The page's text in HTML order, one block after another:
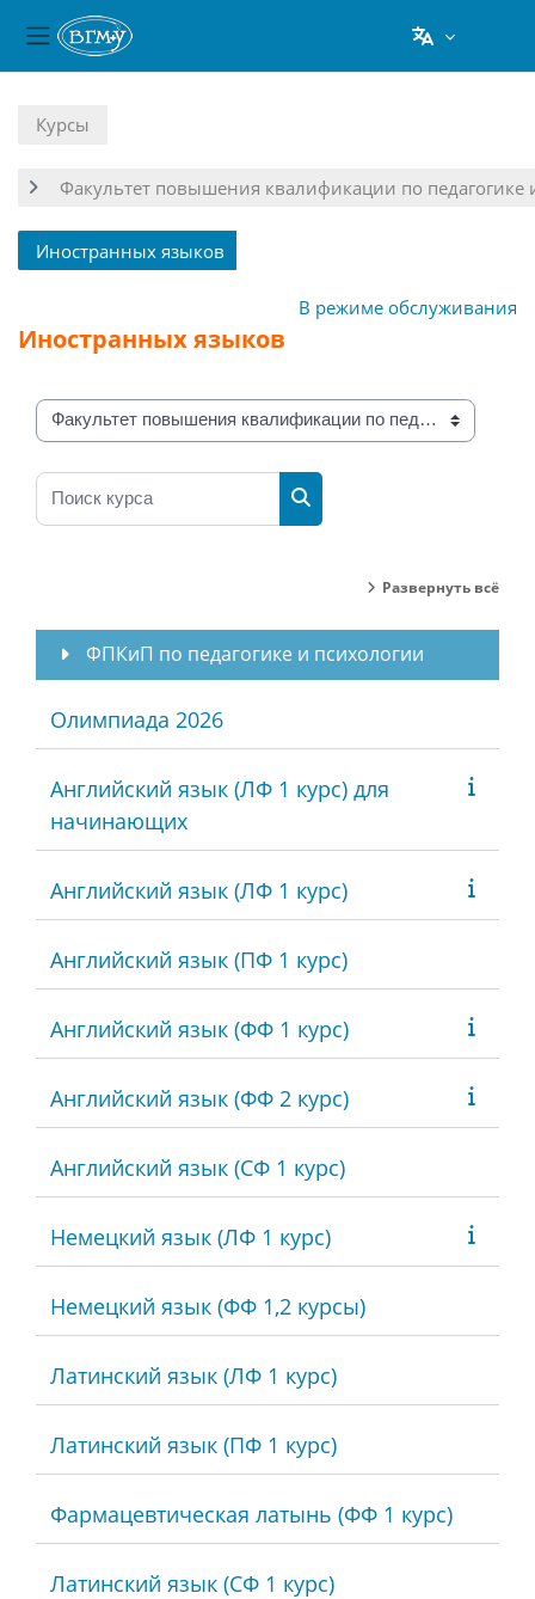
Боковая панель
Курсы
Факультет повышения квалификации по педагогике
Иностранных языков
В режиме обслуживания
Иностранных языков
Категории курсов
Поиск курса
Поиск курса
Развернуть всё
ФПКиП по педагогике и психологии
Олимпиада 2026
Английский язык (ЛФ 1 курс) для
начинающих
Английский язык (ЛФ 1 курс)
Английский язык (ПФ 1 курс)
Английский язык (ФФ 1 курс)
Английский язык (ФФ 2 курс)
Английский язык (СФ 1 курс)
Немецкий язык (ЛФ 1 курс)
Немецкий язык (ФФ 1,2 курсы)
Латинский язык (ЛФ 1 курс)
Латинский язык (ПФ 1 курс)
Фармацевтическая латынь (ФФ 1 курс)
Латинский язык (СФ 1 курс)